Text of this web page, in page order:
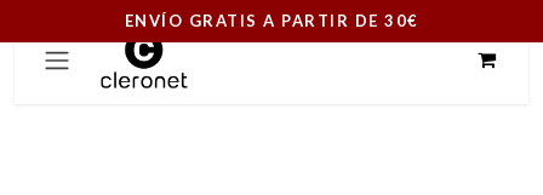
Ir al contenidoENVÍO GRATIS A PARTIR DE 30€